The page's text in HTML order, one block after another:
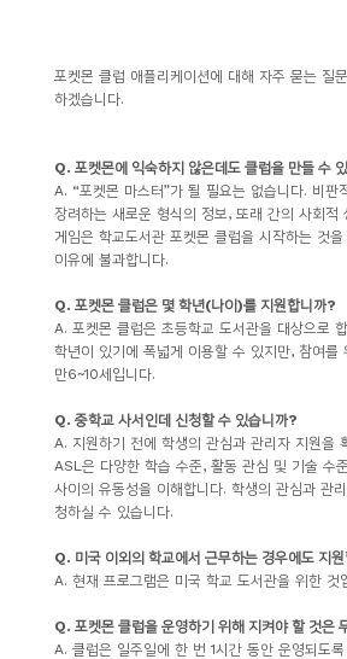
포켓몬 클럽 애플리케이션에 대해 자주 묻는 질
하겠습니다.
Q. 포켓몬에 익숙하지 않은데도 클럽을 만들 수
A. “포켓몬 마스터”가 될 필요는 없습니다. 비판
장려하는 새로운 형식의 정보, 또래 간의 사회적
게임은 학교도서관 포켓몬 클럽을 시작하는 것을
이유에 불과합니다.
Q. 포켓몬 클럽은 몇 학년(나이 )를 지원합니까?
A. 포켓몬 클럽은 초등학교 도서관을 대상으로
학년이 있기에 폭넓게 이용할 수 있지만, 참여를
만6~10세입니다.
Q. 중학교 사서인데 신청할 수 있습니까?
A. 지원하기 전에 학생의 관심과 관리자 지원을
ASL은 다양한 학습 수준, 활동 관심 및 기술 수
사이의 유동성을 이해합니다. 학생의 관심과 관
청하실 수 있습니다.
Q. 미국 이외의 학교에서 근무하는 경우에도 지
A. 현재 프로그램은 미국 학교 도서관을 위한 것
Q. 포켓몬 클럽을 운영하기 위해 지켜야 할 것은
A. 클럽은 일주일에 한 번 1시간 동안 운영되도